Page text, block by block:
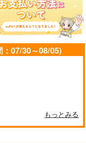
：07/30～08/05)
もっとみる